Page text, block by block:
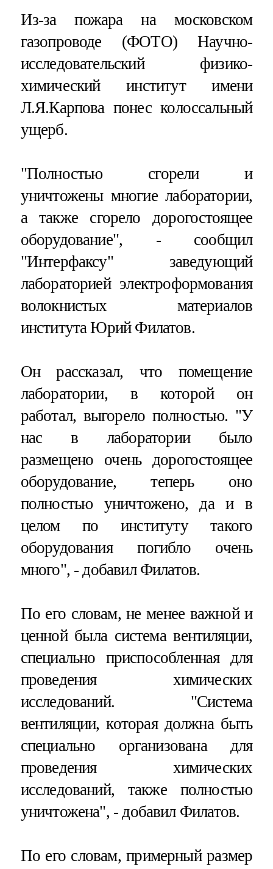
Из-за пожара на московском
газопроводе (ФОТО) Научно-
исследовательский физико-
химический институт имени
Л.Я.Карпова понес колоссальный
ущерб.
"Полностью сгорели и
уничтожены многие лаборатории,
а также сгорело дорогостоящее
оборудование", - сообщил
"Интерфаксу" заведующий
лабораторией электроформования
волокнистых материалов
института Юрий Филатов.
Он рассказал, что помещение
лаборатории, в которой он
работал, выгорело полностью. "У
нас в лаборатории было
размещено очень дорогостоящее
оборудование, теперь оно
полностью уничтожено, да и в
целом по институту такого
оборудования погибло очень
много", - добавил Филатов.
По его словам, не менее важной и
ценной была система вентиляции,
специально приспособленная для
проведения химических
исследований. "Система
вентиляции, которая должна быть
специально организована для
проведения химических
исследований, также полностью
уничтожена", - добавил Филатов.
По его словам, примерный размер